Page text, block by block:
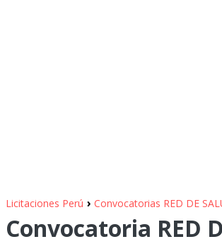
Licitaciones Perú › Convocatorias RED DE
Convocatoria RED